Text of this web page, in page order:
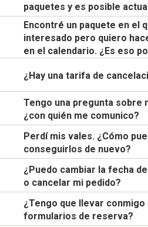
paquetes y es posible
Encontré un paquete en el
interesado pero quiero
en el calendario. ¿Es eso
¿Hay una tarifa de
Tengo una pregunta sobre
¿con quién me comunico?
Perdí mis vales. ¿Cómo
conseguirlos de nuevo?
¿Puedo cambiar la fecha
o cancelar mi pedido?
¿Tengo que llevar conmigo
formularios de reserva?